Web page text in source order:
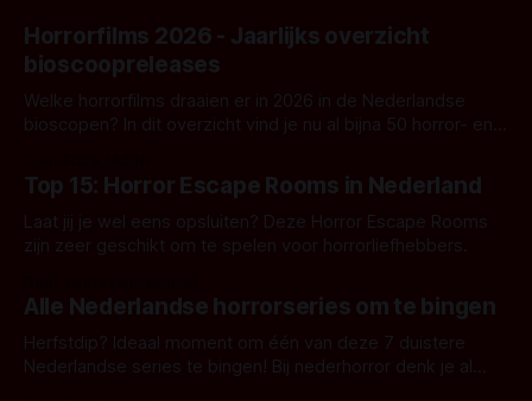
Horrorfilms 2026 - Jaarlijks overzicht
bioscoopreleases
Welke horrorfilms draaien er in 2026 in de Nederlandse
bioscopen? In dit overzicht vind je nu al bijna 50 horror- en
Top 15: Horror Escape Rooms in Nederland
Laat jij je wel eens opsluiten? Deze Horror Escape Rooms
zijn zeer geschikt om te spelen voor horrorliefhebbers.
Alle Nederlandse horrorseries om te bingen
Herfstdip? Ideaal moment om één van deze 7 duistere
Nederlandse series te bingen! Bij nederhorror denk je al